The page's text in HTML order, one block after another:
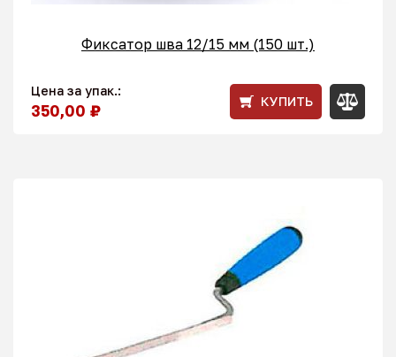
Фиксатор шва 12/15 мм (150 шт.)
Цена за упак.:
350,00 ₽ КУПИТЬ